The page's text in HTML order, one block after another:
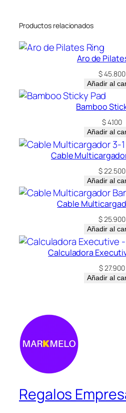
Productos relacionados
Aro de
$45.800
Añadir al
Bamboo
$4.100
Añadir al
Cable
$22.500
Añadir al
Cable
$25.900
Añadir al
Calculadora
$27.900
Añadir al
Regalos